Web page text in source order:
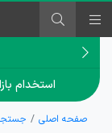
استخدام
صفحه اصلی